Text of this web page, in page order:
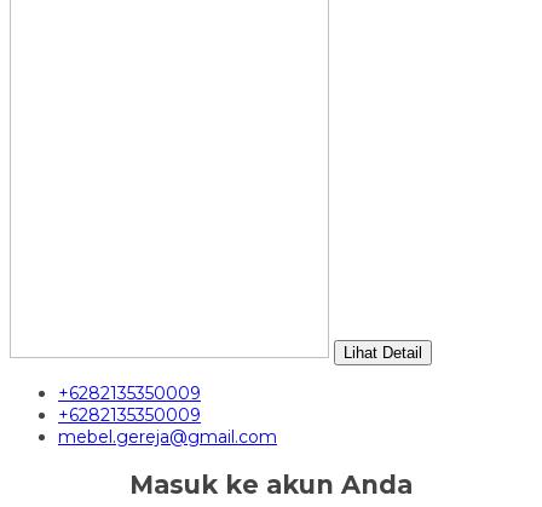
Lihat Detail
+6282135350009
+6282135350009
mebel.gereja@gmail.com
Masuk ke akun Anda